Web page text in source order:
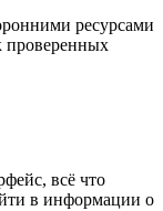
ресурсами
проверенных
всё что
в информации о